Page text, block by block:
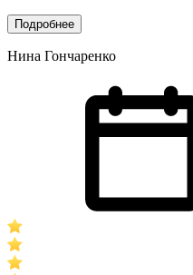
Подробнее
Нина Гончаренко